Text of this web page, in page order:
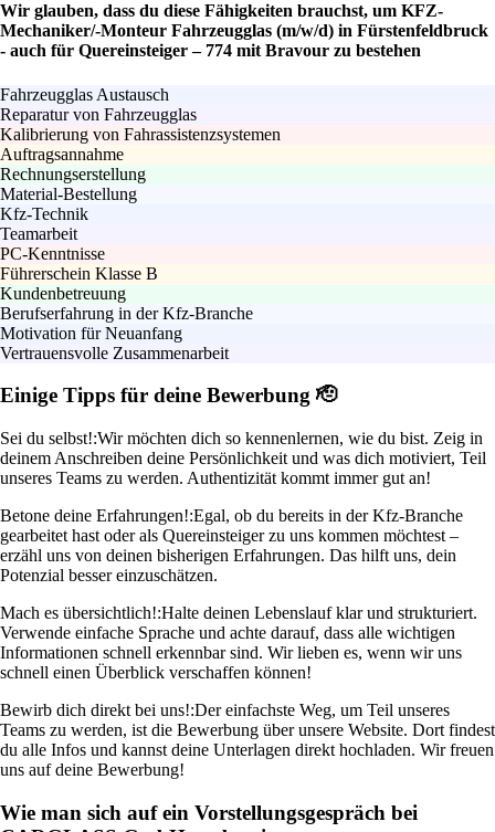
Wir glauben, dass du diese Fähigkeiten brauchst, um KFZ-
Mechaniker/-Monteur Fahrzeugglas (m/w/d) in Fürstenfeldbruck
- auch für Quereinsteiger – 774 mit Bravour zu bestehen
Fahrzeugglas Austausch
Reparatur von Fahrzeugglas
Kalibrierung von Fahrassistenzsystemen
Auftragsannahme
Rechnungserstellung
Material-Bestellung
Kfz-Technik
Teamarbeit
PC-Kenntnisse
Führerschein Klasse B
Kundenbetreuung
Berufserfahrung in der Kfz-Branche
Motivation für Neuanfang
Vertrauensvolle Zusammenarbeit
Einige Tipps für deine Bewerbung 🫡
Sei du selbst!:Wir möchten dich so kennenlernen, wie du bist. Zeig in
deinem Anschreiben deine Persönlichkeit und was dich motiviert, Teil
unseres Teams zu werden. Authentizität kommt immer gut an!
Betone deine Erfahrungen!:Egal, ob du bereits in der Kfz-Branche
gearbeitet hast oder als Quereinsteiger zu uns kommen möchtest –
erzähl uns von deinen bisherigen Erfahrungen. Das hilft uns, dein
Potenzial besser einzuschätzen.
Mach es übersichtlich!:Halte deinen Lebenslauf klar und strukturiert.
Verwende einfache Sprache und achte darauf, dass alle wichtigen
Informationen schnell erkennbar sind. Wir lieben es, wenn wir uns
schnell einen Überblick verschaffen können!
Bewirb dich direkt bei uns!:Der einfachste Weg, um Teil unseres
Teams zu werden, ist die Bewerbung über unsere Website. Dort findest
du alle Infos und kannst deine Unterlagen direkt hochladen. Wir freuen
uns auf deine Bewerbung!
Wie man sich auf ein Vorstellungsgespräch bei